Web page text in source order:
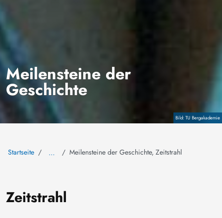
CopyrightTU Bergakademie
Meilensteine der
Geschichte
Startseite … Meilensteine der Geschichte, Zeitstrahl
Zeitstrahl